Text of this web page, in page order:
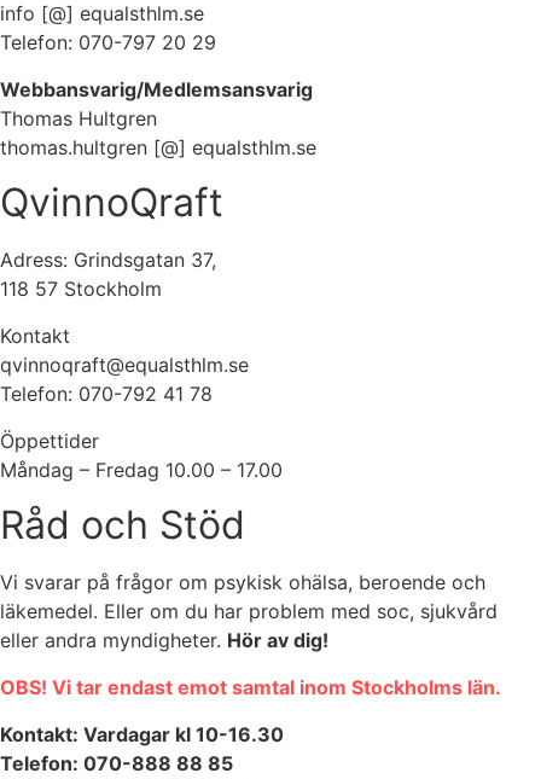
info [@] equalsthlm.se
Telefon: 070-797 20 29
Webbansvarig/Medlemsansvarig
Thomas Hultgren
thomas.hultgren [@] equalsthlm.se
QvinnoQraft
Adress: Grindsgatan 37,
118 57 Stockholm
Kontakt
qvinnoqraft@equalsthlm.se
Telefon: 070-792 41 78
Öppettider
Måndag – Fredag 10.00 – 17.00
Råd och Stöd
Vi svarar på frågor om psykisk ohälsa, beroende och
läkemedel. Eller om du har problem med soc, sjukvård
eller andra myndigheter. Hör av dig!
OBS! Vi tar endast emot samtal inom Stockholms län.
Kontakt: Vardagar kl 10-16.30
Telefon: 070-888 88 85